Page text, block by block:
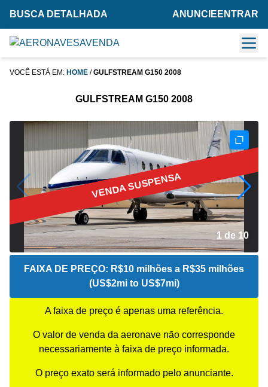
BUSCA DETALHADA ANUNCIE ENTRAR
VOCÊ ESTÁ EM: HOME /GULFSTREAM G150 2008
GULFSTREAM G150 2008
VENDA SUSPENSA
2 de 10
FAIXA DE PREÇO: R$10 milhões a R$35 milhões
(US$2mi to US$7mi)
A faixa de preço é apenas uma referência.
O valor de venda da aeronave não corresponde
necessariamente à faixa de preço informada.
O preço exato será informado pelo anunciante.